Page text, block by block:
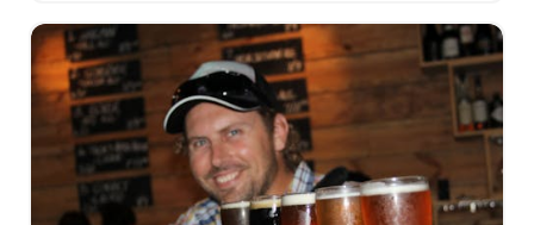
酒場景。 無論哪種方式…